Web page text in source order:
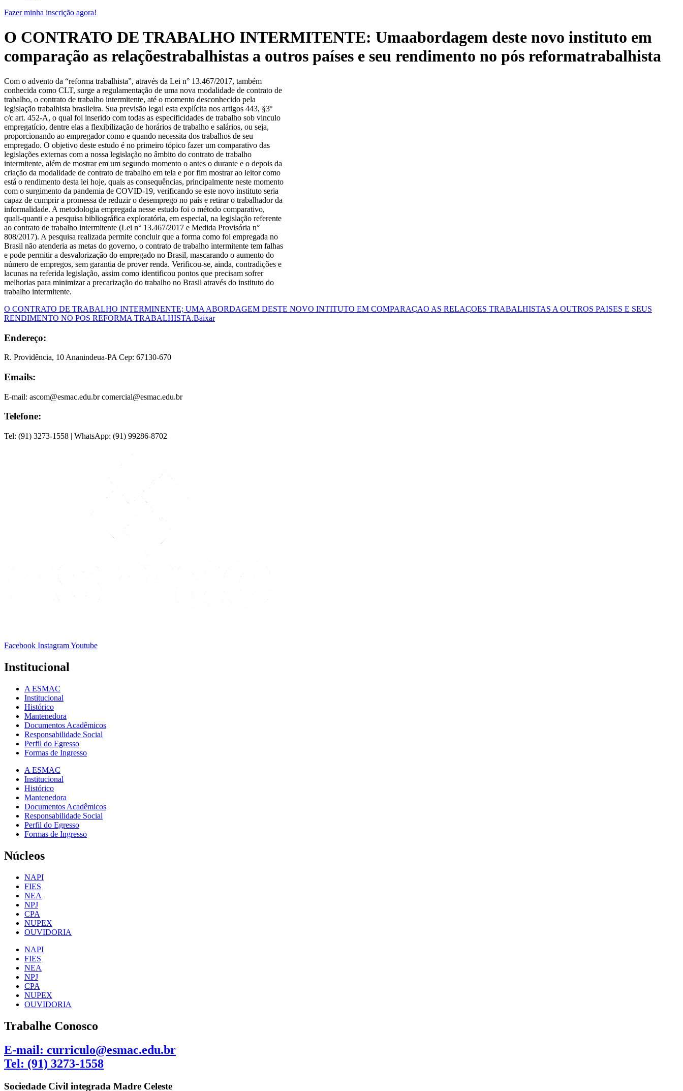
Fazer minha inscrição agora!
O CONTRATO DE TRABALHO INTERMITENTE: Umaabordagem deste novo instituto em
comparação as relaçõestrabalhistas a outros países e seu rendimento no pós reformatrabalhista
Com o advento da “reforma trabalhista”, através da Lei n° 13.467/2017, também
conhecida como CLT, surge a regulamentação de uma nova modalidade de contrato de
trabalho, o contrato de trabalho intermitente, até o momento desconhecido pela
legislação trabalhista brasileira. Sua previsão legal esta explícita nos artigos 443, §3º
c/c art. 452-A, o qual foi inserido com todas as especificidades de trabalho sob vinculo
empregatício, dentre elas a flexibilização de horários de trabalho e salários, ou seja,
proporcionando ao empregador como e quando necessita dos trabalhos de seu
empregado. O objetivo deste estudo é no primeiro tópico fazer um comparativo das
legislações externas com a nossa legislação no âmbito do contrato de trabalho
intermitente, além de mostrar em um segundo momento o antes o durante e o depois da
criação da modalidade de contrato de trabalho em tela e por fim mostrar ao leitor como
está o rendimento desta lei hoje, quais as consequências, principalmente neste momento
com o surgimento da pandemia de COVID-19, verificando se este novo instituto seria
capaz de cumprir a promessa de reduzir o desemprego no país e retirar o trabalhador da
informalidade. A metodologia empregada nesse estudo foi o método comparativo,
quali-quanti e a pesquisa bibliográfica exploratória, em especial, na legislação referente
ao contrato de trabalho intermitente (Lei n° 13.467/2017 e Medida Provisória n°
808/2017). A pesquisa realizada permite concluir que a forma como foi empregada no
Brasil não atenderia as metas do governo, o contrato de trabalho intermitente tem falhas
e pode permitir a desvalorização do empregado no Brasil, mascarando o aumento do
número de empregos, sem garantia de prover renda. Verificou-se, ainda, contradições e
lacunas na referida legislação, assim como identificou pontos que precisam sofrer
melhorias para minimizar a precarização do trabalho no Brasil através do instituto do
trabalho intermitente.
O CONTRATO DE TRABALHO INTERMINENTE; UMA ABORDAGEM DESTE NOVO INTITUTO EM COMPARAÇAO AS RELAÇOES TRABALHISTAS A OUTROS PAISES E SEUS
RENDIMENTO NO POS REFORMA TRABALHISTA.Baixar
Endereço:
R. Providência, 10 Ananindeua-PA Cep: 67130-670
Emails:
E-mail: ascom@esmac.edu.br comercial@esmac.edu.br
Telefone:
Tel: (91) 3273-1558 | WhatsApp: (91) 99286-8702
Facebook InstagramYoutube
Institucional
A ESMAC
Institucional
Histórico
Mantenedora
Documentos Acadêmicos
Responsabilidade Social
Perfil do Egresso
Formas de Ingresso
A ESMAC
Institucional
Histórico
Mantenedora
Documentos Acadêmicos
Responsabilidade Social
Perfil do Egresso
Formas de Ingresso
Núcleos
NAPI
FIES
NEA
NPJ
CPA
NUPEX
OUVIDORIA
NAPI
FIES
NEA
NPJ
CPA
NUPEX
OUVIDORIA
Trabalhe Conosco
E-mail: curriculo@esmac.edu.br
Tel: (91) 3273-1558​
Sociedade Civil integrada Madre Celeste